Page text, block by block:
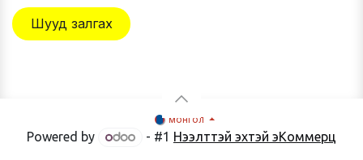
Шууд залгах
монгол
Powered by - #1 Нээлттэй эхтэй эКоммерц